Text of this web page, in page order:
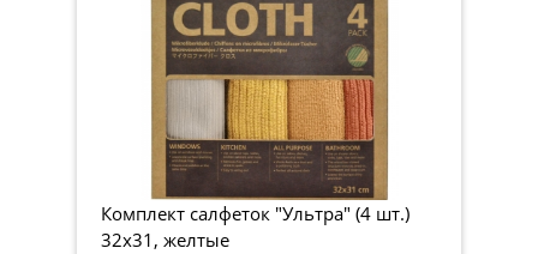
Комплект салфеток "Ультра" (4 шт.)
32х31, желтые